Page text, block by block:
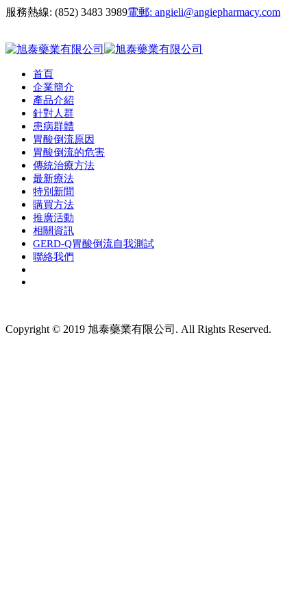
服務熱線: (852) 3483 3989電郵: angieli@angiepharmacy.com
首頁
企業簡介
產品介紹
針對人群
患病群體
胃酸倒流原因
胃酸倒流的危害
傳統治療方法
最新療法
特別新聞
購買方法
推廣活動
相關資訊
GERD-Q胃酸倒流自我測試
聯絡我們
Copyright © 2019 旭泰藥業有限公司. All Rights Reserved.